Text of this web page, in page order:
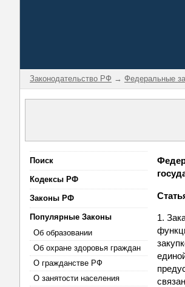
Законодательство РФ → Федеральные
Поиск
Кодексы РФ
Законы РФ
Популярные Законы
Об образовании
Об охране здоровья граждан
О гражданстве РФ
О занятости населения
1.